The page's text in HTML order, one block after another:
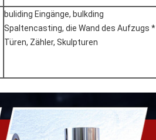
buliding Eingänge, bulkding
Spaltencasting, die Wand des Aufzugs *
Türen, Zähler, Skulpturen